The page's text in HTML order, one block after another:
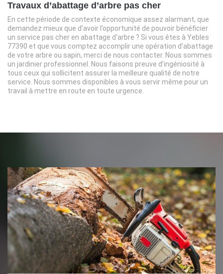
Travaux d’abattage d’arbre pas cher
En cette période de contexte économique assez alarmant, que
demandez mieux que d’avoir l’opportunité de pouvoir bénéficier
un service pas cher en abattage d’arbre ? Si vous êtes à Yebles
77390 et que vous comptez accomplir une opération d’abattage
de votre arbre ou sapin, merci de nous contacter. Nous sommes
un jardinier professionnel. Nous faisons preuve d’ingéniosité à
tous ceux qui sollicitent assurer la meilleure qualité de notre
service. Nous sommes disponibles à vous servir même pour un
travail à mettre en route en toute urgence.